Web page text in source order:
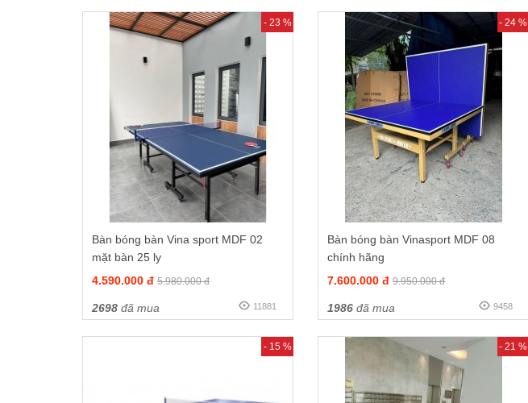
- 23 %
Bàn bóng bàn Vina sport MDF 02
mặt bàn 25 ly
4.590.000 đ 5.980.000 đ
2698 đã mua 11881
- 24 %
Bàn bóng bàn Vinasport MDF 08
chính hãng
7.600.000 đ 9.950.000 đ
1986 đã mua 9458
- 15 % - 21 %